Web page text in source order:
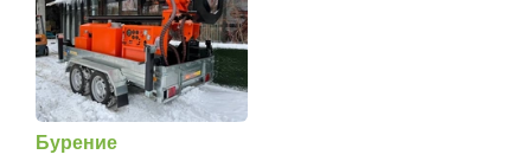
Бурение